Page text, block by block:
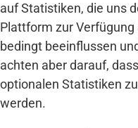
auf Statistiken, die uns
Plattform zur
bedingt beeinflussen
achten aber darauf,
optionalen Statistiken
werden.